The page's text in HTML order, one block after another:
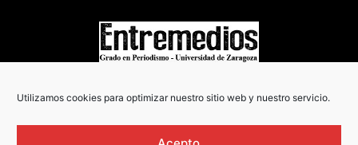
Utilizamos cookies para optimizar nuestro sitio web y nuestro servicio.